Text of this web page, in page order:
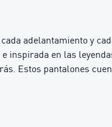
adelantamiento y
inspirada en las
Estos pantalones